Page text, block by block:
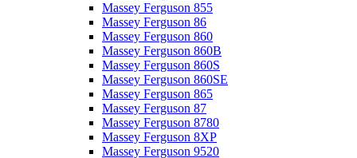
Massey Ferguson 855
Massey Ferguson 86
Massey Ferguson 860
Massey Ferguson 860B
Massey Ferguson 860S
Massey Ferguson 860SE
Massey Ferguson 865
Massey Ferguson 87
Massey Ferguson 8780
Massey Ferguson 8XP
Massey Ferguson 9520